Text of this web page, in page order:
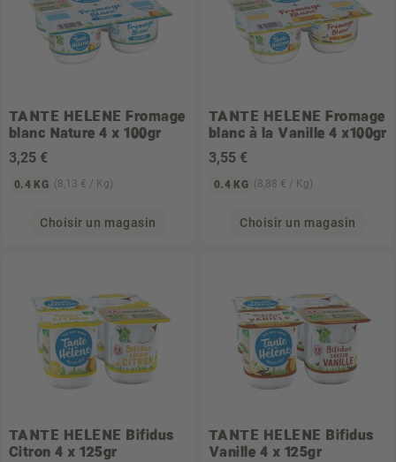
TANTE HELENE Fromage
blanc Nature 4 x 100gr
3,25 €
0.4 KG (8,13 € / Kg)
Choisir un magasin
TANTE HELENE Fromage
blanc à la Vanille 4 x100gr
3,55 €
0.4 KG (8,88 € / Kg)
Choisir un magasin
TANTE HELENE Bifidus
Citron 4 x 125gr
TANTE HELENE Bifidus
Vanille 4 x 125gr